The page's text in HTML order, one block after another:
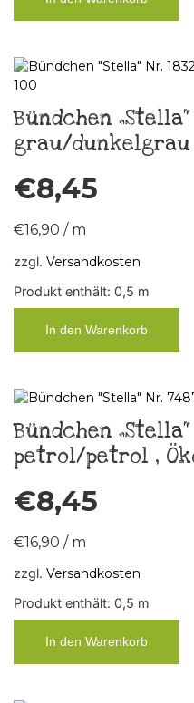
Bündchen „Stella“
grau/dunkelgrau
€8,45
€16,90 / m
zzgl. Versandkosten
Produkt enthält: 0,5 m
In den Warenkorb
Bündchen „Stella“
petrol/petrol ,
€8,45
€16,90 / m
zzgl. Versandkosten
Produkt enthält: 0,5 m
In den Warenkorb